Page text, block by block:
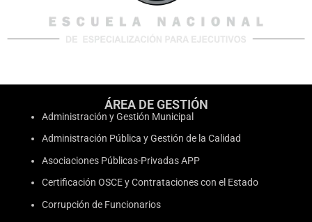
ÁREA DE GESTIÓN
Administración y Gestión Municipal
Administración Pública y Gestión de la Calidad
Asociaciones Públicas-Privadas APP
Certificación OSCE y Contrataciones con el Estado
Corrupción de Funcionarios